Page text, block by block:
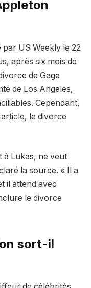
par US Weekly le 22
après six mois de
de Gage
de Los Angeles,
Cependant,
le divorce
à Lukas, ne veut
la source. « Il a
il attend avec
le divorce
sort-il